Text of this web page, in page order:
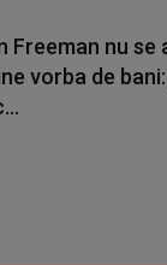
Freeman nu se
vorba de bani: